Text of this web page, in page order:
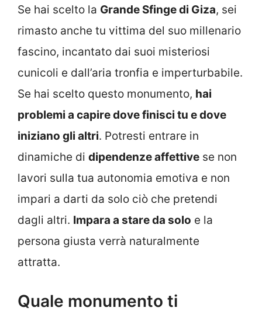
Se hai scelto la Grande Sfinge di Giza, sei
rimasto anche tu vittima del suo millenario
fascino, incantato dai suoi misteriosi
cunicoli e dall’aria tronfia e imperturbabile.
Se hai scelto questo monumento, hai
problemi a capire dove finisci tu e dove
iniziano gli altri. Potresti entrare in
dinamiche di dipendenze affettive se non
lavori sulla tua autonomia emotiva e non
impari a darti da solo ciò che pretendi
dagli altri. Impara a stare da solo e la
persona giusta verrà naturalmente
attratta.
Quale monumento ti